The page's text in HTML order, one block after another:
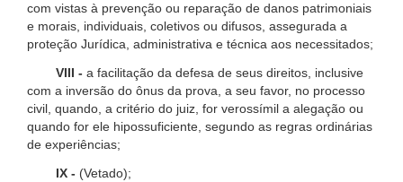
com vistas à prevenção ou reparação de danos patrimoniais
e morais, individuais, coletivos ou difusos, assegurada a
proteção Jurídica, administrativa e técnica aos necessitados;
VIII - a facilitação da defesa de seus direitos, inclusive
com a inversão do ônus da prova, a seu favor, no processo
civil, quando, a critério do juiz, for verossímil a alegação ou
quando for ele hipossuficiente, segundo as regras ordinárias
de experiências;
IX - (Vetado);